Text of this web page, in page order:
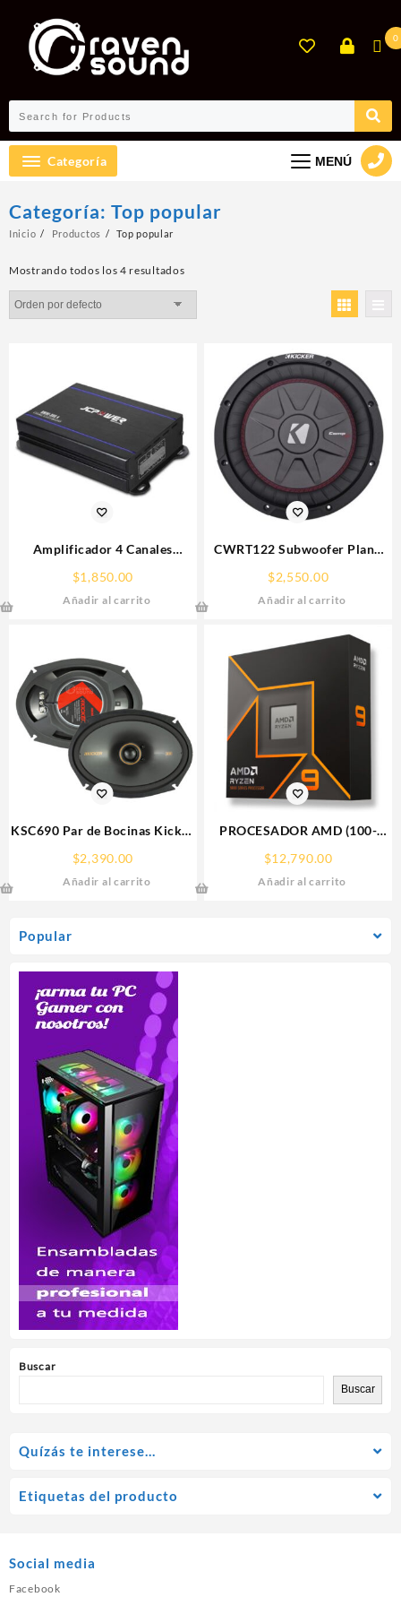
contenido
0
Categoría MENÚ
Popular
Buscar
Buscar
Categoría: Top popular
Inicio Productos Top popular
Mostrando todos los 4 resultados
Amplificador 4 Canales
$1,850.00
Añadir al carrito
CWRT122 Subwoofer Plano
Ohms
$2,550.00
Añadir al carrito
KSC690 Par de Bocinas Kicker
$2,390.00
Añadir al carrito
PROCESADOR AMD (100-
9950X S-AM5, 16 CORE 4.3
GHZ, 170W, C/GRAFICOS,
$12,790.00
Añadir al carrito
Quízás te interese…
Etiquetas del producto
Social media
Facebook